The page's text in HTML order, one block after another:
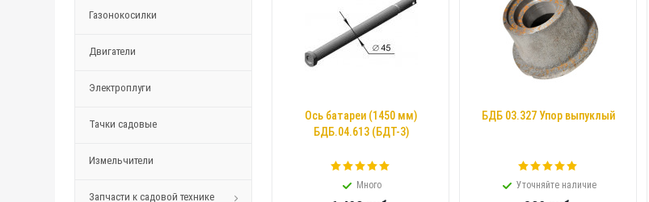
Газонокосилки
Двигатели
Электроплуги
Тачки садовые
Измельчители
Запчасти к садовой технике
Ось батареи (1450 мм)
БДБ.04.613 (БДТ-3)
Много
БДБ 03.327 Упор выпуклый
Уточняйте наличие